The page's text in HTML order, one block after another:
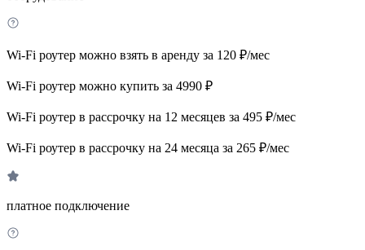
Wi-Fi роутер можно взять в аренду за 120 ₽/мес
Wi-Fi роутер можно купить за 4990 ₽
Wi-Fi роутер в рассрочку на 12 месяцев за 495 ₽/мес
Wi-Fi роутер в рассрочку на 24 месяца за 265 ₽/мес
платное подключение